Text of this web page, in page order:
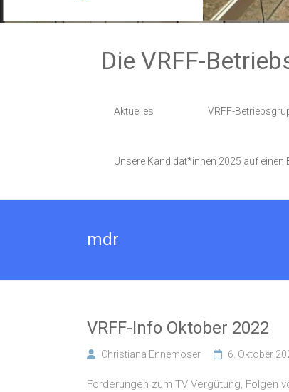
Die VRFF-
Aktuelles VRFF-
Unsere Kandidat*innen 2025 auf einen
mdr
VRFF-Info Oktober 2022
Christiana Ennemoser 6. Oktober
Forderungen zum TV Vergütung, Folgen